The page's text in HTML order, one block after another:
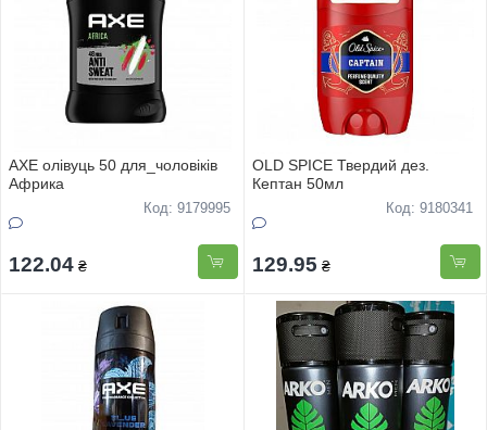
AXE олівуць 50 для_чоловіків
Африка
Код: 9179995
122.04 ₴
OLD SPICE Твердий дез.
Кептан 50мл
Код: 9180341
129.95 ₴